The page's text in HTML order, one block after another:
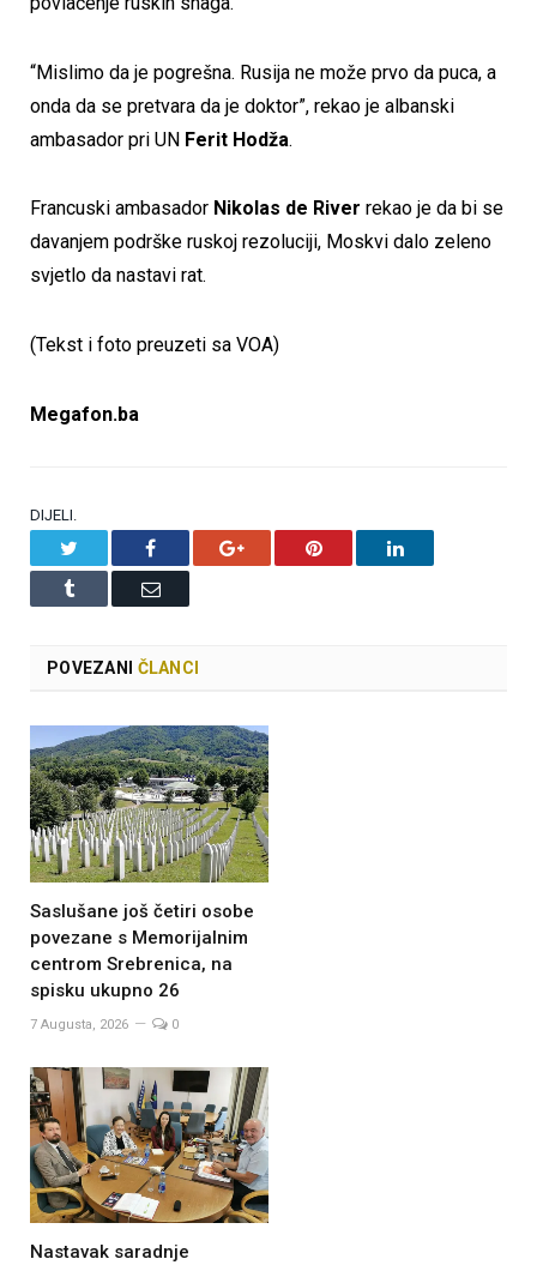
“Mislimo da je pogrešna. Rusija ne može prvo da puca, a
onda da se pretvara da je doktor”, rekao je albanski
ambasador pri UN Ferit Hodža.
Francuski ambasador Nikolas de River rekao je da bi se
davanjem podrške ruskoj rezoluciji, Moskvi dalo zeleno
svjetlo da nastavi rat.
(Tekst i foto preuzeti sa VOA)
Megafon.ba
DIJELI.
Facebook Google+ Pinterest LinkedIn
Tumblr Email
POVEZANI ČLANCI
Saslušane još četiri osobe
povezane s Memorijalnim
centrom Srebrenica, na
spisku ukupno 26
7 Augusta, 2026 0
Nastavak saradnje